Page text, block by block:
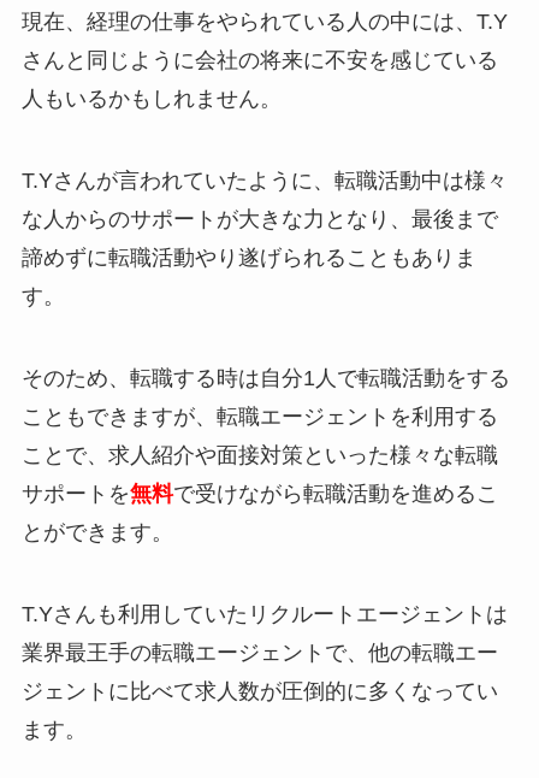
現在、経理の仕事をやられている人の中には、T.Y
さんと同じように会社の将来に不安を感じている
人もいるかもしれません。
T.Yさんが言われていたように、転職活動中は様々
な人からのサポートが大きな力となり、最後まで
諦めずに転職活動やり遂げられることもありま
す。
そのため、転職する時は自分1人で転職活動をする
こともできますが、転職エージェントを利用する
ことで、求人紹介や面接対策といった様々な転職
サポートを無料で受けながら転職活動を進めるこ
とができます。
T.Yさんも利用していたリクルートエージェントは
業界最王手の転職エージェントで、他の転職エー
ジェントに比べて求人数が圧倒的に多くなってい
ます。